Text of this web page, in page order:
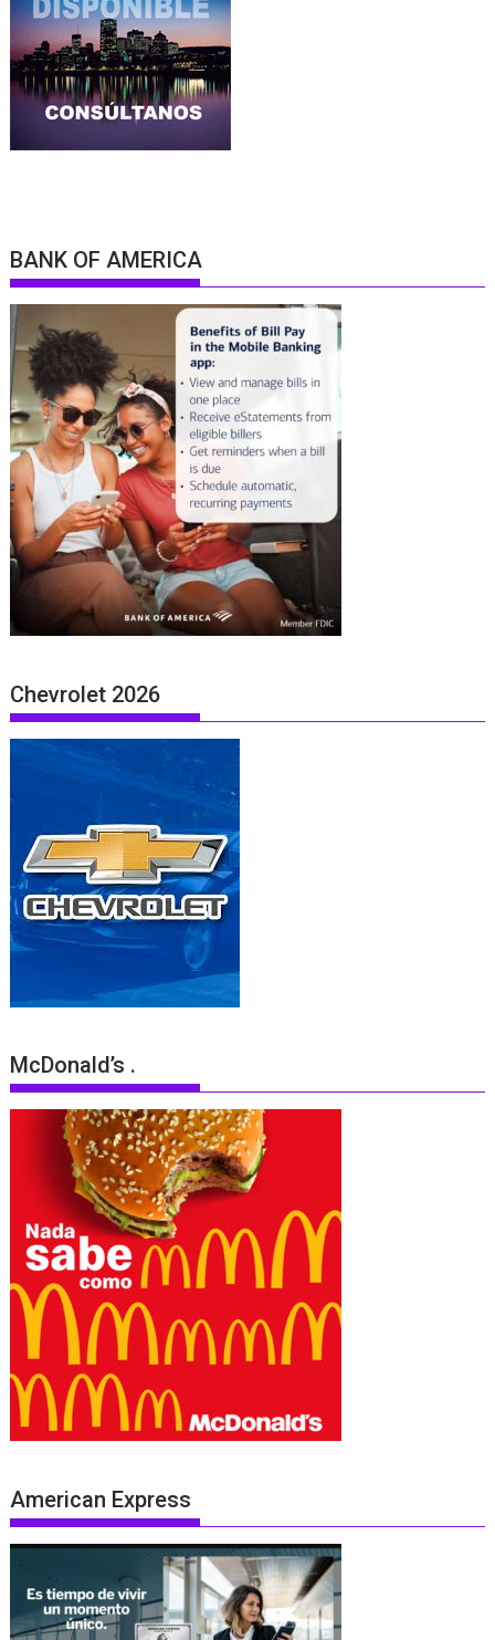
BANK OF AMERICA
Chevrolet 2026
McDonald’s .
American Express